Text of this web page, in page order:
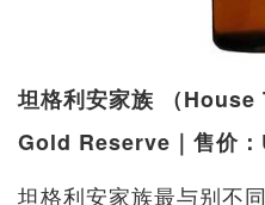
坦格利安家族 （
Gold Reserve｜售价
坦格利安家族最与别不